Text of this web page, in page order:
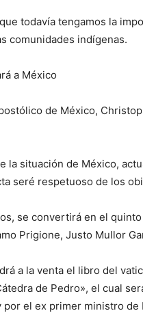
todavía tengamos la
comunidades indígenas.
a México
de México,
la situación de México,
seré respetuoso de los
se convertirá en el
Prigione, Justo Mullor
a la venta el libro del
de Pedro», el cual
por el ex primer ministro de